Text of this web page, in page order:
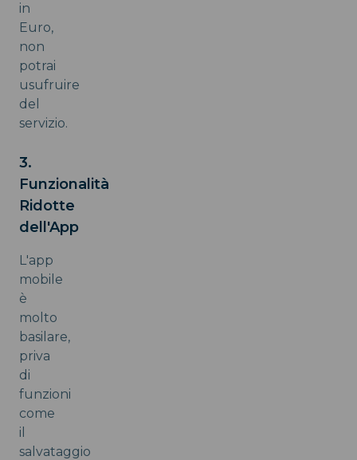
in
Euro,
non
potrai
usufruire
del
servizio.
3.
Funzionalità
Ridotte
dell'App
L'app
mobile
è
molto
basilare,
priva
di
funzioni
come
il
salvataggio